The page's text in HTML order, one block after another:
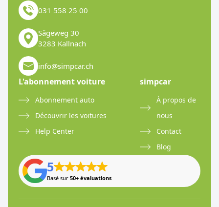
031 558 25 00
Sägeweg 30
3283 Kallnach
info@simpcar.ch
L'abonnement voiture
Abonnement auto
Découvrir les voitures
Help Center
simpcar
À propos de
nous
Contact
Blog
5
Basé sur 50+ évaluations